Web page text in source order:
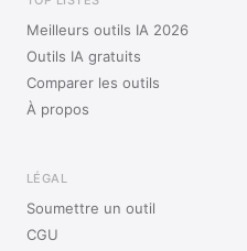
Meilleurs outils IA 2026
Outils IA gratuits
Comparer les outils
À propos
LÉGAL
Soumettre un outil
CGU